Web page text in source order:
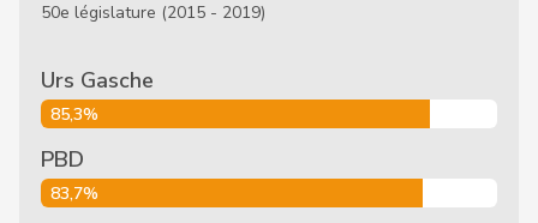
50e législature (2015 - 2019)
Urs Gasche
85,3%
PBD
83,7%